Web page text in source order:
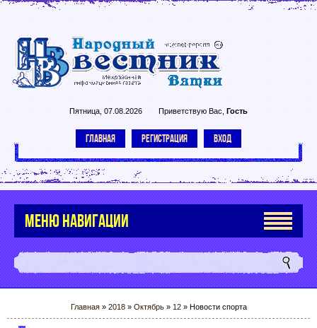
Пятница, 07.08.2026 Приветствую Вас Гость
ГЛАВНАЯ РЕГИСТРАЦИЯ ВХОД
МЕНЮ НАВИГАЦИИ
Главная» 2018 » Октябрь » 12» Новости спорта